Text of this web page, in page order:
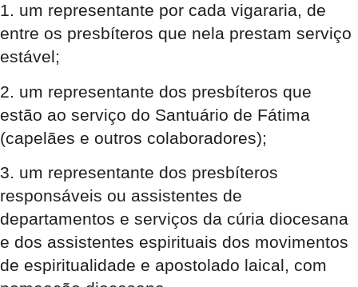
1. um representante por cada vigararia, de
entre os presbíteros que nela prestam serviço
estável;
2. um representante dos presbíteros que
estão ao serviço do Santuário de Fátima
(capelães e outros colaboradores);
3. um representante dos presbíteros
responsáveis ou assistentes de
departamentos e serviços da cúria diocesana
e dos assistentes espirituais dos movimentos
de espiritualidade e apostolado laical, com